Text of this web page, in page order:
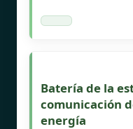
Batería de la
comunicación
energía